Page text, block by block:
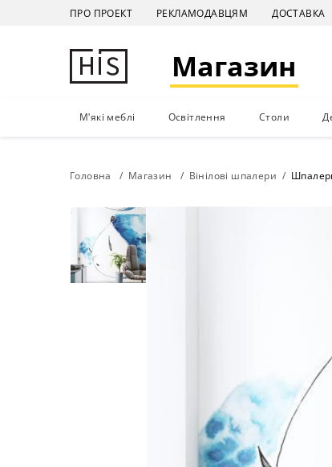
ПРО ПРОЕКТ РЕКЛАМОДАВЦЯМ ДОСТАВКА
Магазин
М'які меблі Освітлення Столи
Головна Магазин Вінілові шпалери